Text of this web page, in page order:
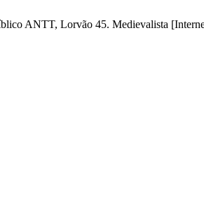
ANTT, Lorvão 45. Medievalista